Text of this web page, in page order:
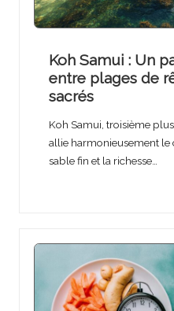
Koh Samui : Un
entre plages de
sacrés
Koh Samui, troisième
allie harmonieusement le
sable fin et la richesse…